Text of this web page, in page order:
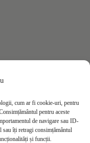
cum ar fi cookie-uri, pentru
pentru aceste
de navigare sau ID-
sau îți retragi consimțământul
și funcții.